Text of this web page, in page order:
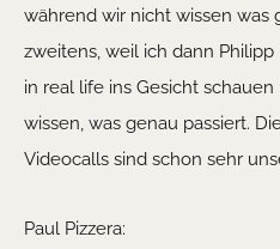
während wir nicht wissen was
zweitens, weil ich dann
in real life ins Gesicht
wissen, was genau passiert.
Videocalls sind schon sehr
Paul Pizzera: